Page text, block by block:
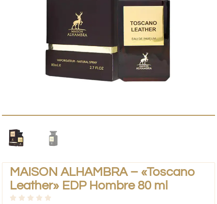
MAISON ALHAMBRA – «Toscano
Leather» EDP Hombre 80 ml